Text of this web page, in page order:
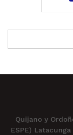
Quijano y
ESPE)